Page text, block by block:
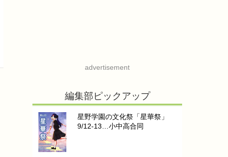
advertisement
編集部ピックアップ
星野学園の文化祭「星華祭」
9/12-13…小中高合同